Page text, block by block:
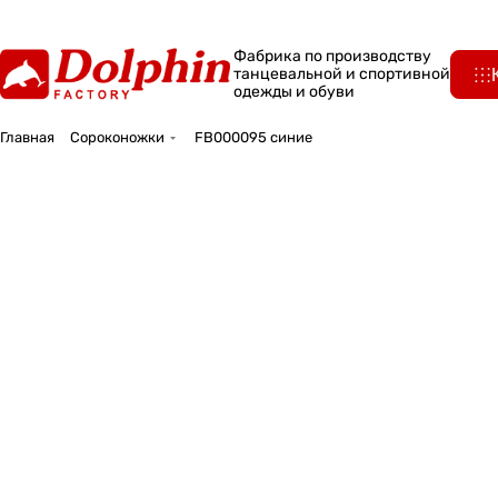
Фабрика по производству
танцевальной и спортивной
одежды и обуви
Главная Сороконожки FB000095 синие